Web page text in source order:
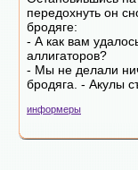
передохнуть он
бродяге:
- А как вам
аллигаторов?
- Мы не делали
бродяга. - Акулы
информеры